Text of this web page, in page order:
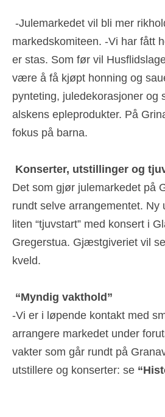
markedskomiteen. -Vi har fått
er stas. Som før vil
være å få kjøpt honning og
pynteting, juledekorasjoner og
alskens epleprodukter. På
fokus på barna.
Konserter, utstillinger og
Det som gjør julemarkedet på
rundt selve arrangementet.
liten “tjuvstart” med konsert i
Gregerstua. Gjæstgiveriet vil
kveld.
“Myndig vakthold”
-Vi er i løpende kontakt med
arrangere markedet under
vakter som går rundt på
utstillere og konserter: se